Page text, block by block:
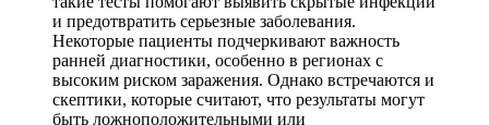
и предотвратить серьезные заболевания.
Некоторые пациенты подчеркивают важность
ранней диагностики, особенно в регионах с
высоким риском заражения. Однако встречаются и
скептики, которые считают, что результаты могут
быть ложноположительными или